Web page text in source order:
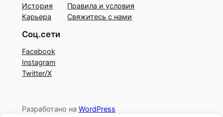
История
Карьера
Правила и условия
Свяжитесь с нами
Соц.сети
Facebook
Instagram
Twitter/X
Разработано на WordPress